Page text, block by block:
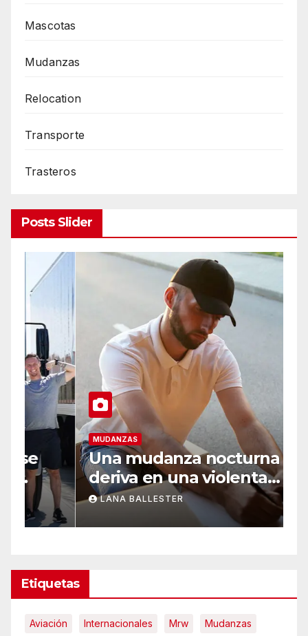
Mascotas
Mudanzas
Relocation
Transporte
Trasteros
Posts Slider
MUDANZAS
Una mudanza nocturna
deriva en una violenta
disputa en Ourense
LANA BALLESTER
Etiquetas
Aviación Internacionales Mrw Mudanzas